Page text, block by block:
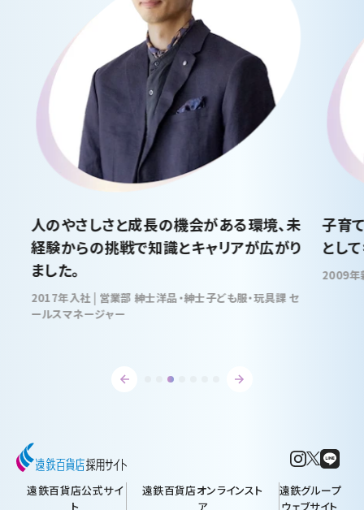
人のやさしさと成長の機会がある環境、未
経験からの挑戦で知識とキャリアが広がり
ました。
2017年入社 | 営業部 紳士洋品・紳士子ども服・玩具課 セ
ールスマネージャー
子育
とし
遠鉄百貨店公式サイ
ト
遠鉄百貨店オンラインスト
ア
遠鉄グループ
ウェブサイト